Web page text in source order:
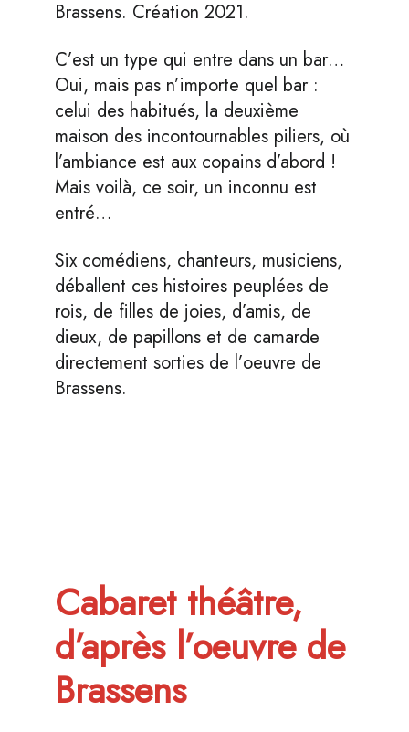
Brassens. Création 2021.
C’est un type qui entre dans un bar…
Oui, mais pas n’importe quel bar :
celui des habitués, la deuxième
maison des incontournables piliers, où
l’ambiance est aux copains d’abord !
Mais voilà, ce soir, un inconnu est
entré…
Six comédiens, chanteurs, musiciens,
déballent ces histoires peuplées de
rois, de filles de joies, d’amis, de
dieux, de papillons et de camarde
directement sorties de l’oeuvre de
Brassens.
Cabaret théâtre,
d’après l’oeuvre de
Brassens